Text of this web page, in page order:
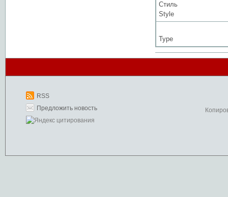
Стиль
Style
Type
RSS
Предложить новость